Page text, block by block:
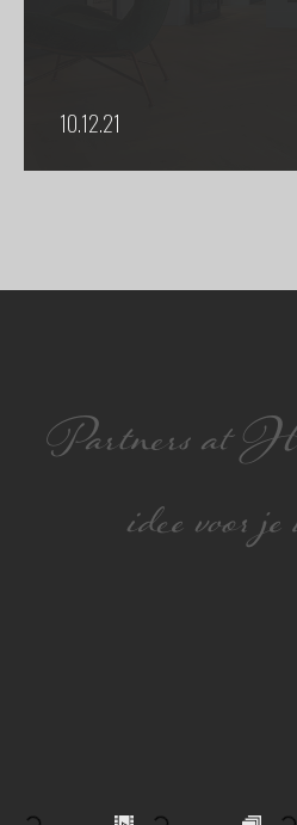
10.12.21
Partners at
idee voor